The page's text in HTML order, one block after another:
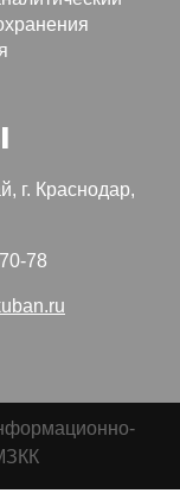
г. Краснодар,
78